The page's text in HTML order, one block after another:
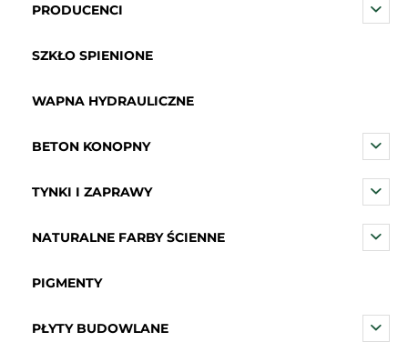
PRODUCENCI
SZKŁO SPIENIONE
WAPNA HYDRAULICZNE
BETON KONOPNY
TYNKI I ZAPRAWY
NATURALNE FARBY ŚCIENNE
PIGMENTY
PŁYTY BUDOWLANE